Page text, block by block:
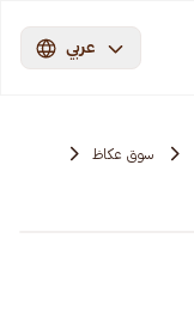
عربي
سوق عكاظ